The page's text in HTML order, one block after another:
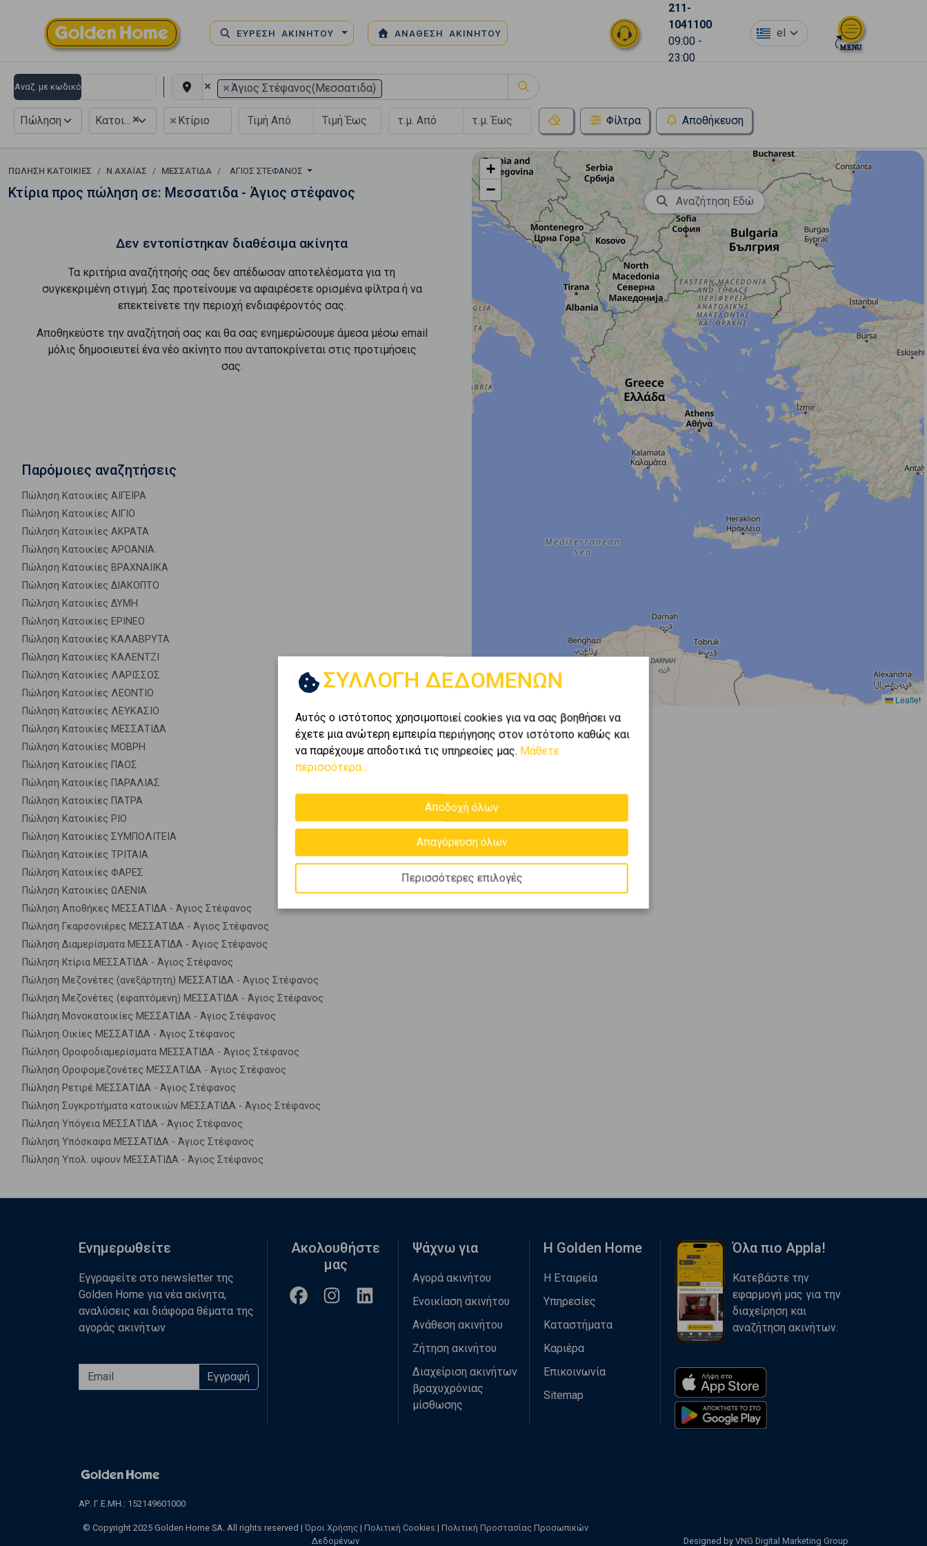
ΕΥΡΕΣΗ ΑΚΙΝΗΤΟΥ ΑΝΑΘΕΣΗ ΑΚΙΝΗΤΟΥ
211-
1041100
09:00 -
23:00
el
Αναζ. με κωδικό × ×Άγιος Στέφανος(Μεσσατιδα)
Πώληση ×
Κατοικία × Κτίριο Φίλτρα Αποθήκευση
ΠΏΛΗΣΗ ΚΑΤΟΙΚΊΕΣ Ν.ΑΧΑΪΑΣ ΜΕΣΣΑΤΙΔΑ ΆΓΙΟΣ ΣΤΈΦΑΝΟΣ
Κτίρια προς πώληση σε: Μεσσατιδα - Άγιος στέφανος
Δεν εντοπίστηκαν διαθέσιμα ακίνητα
Τα κριτήρια αναζήτησής σας δεν απέδωσαν αποτελέσματα για τη
συγκεκριμένη στιγμή. Σας προτείνουμε να αφαιρέσετε ορισμένα φίλτρα ή να
επεκτείνετε την περιοχή ενδιαφέροντός σας.
Αποθηκεύστε την αναζήτησή σας και θα σας ενημερώσουμε άμεσα μέσω email
μόλις δημοσιευτεί ένα νέο ακίνητο που ανταποκρίνεται στις προτιμήσεις
σας.
Παρόμοιες αναζητήσεις
Πώληση Κατοικίες ΑΙΓΕΙΡΑ
Πώληση Κατοικίες ΑΙΓΙΟ
Πώληση Κατοικίες ΑΚΡΑΤΑ
Πώληση Κατοικίες ΑΡΟΑΝΙΑ
Πώληση Κατοικίες ΒΡΑΧΝΑΙΙΚΑ
Πώληση Κατοικίες ΔΙΑΚΟΠΤΟ
Πώληση Κατοικίες ΔΥΜΗ
Πώληση Κατοικίες ΕΡΙΝΕΟ
Πώληση Κατοικίες ΚΑΛΑΒΡΥΤΑ
Πώληση Κατοικίες ΚΑΛΕΝΤΖΙ
Πώληση Κατοικίες ΛΑΡΙΣΣΟΣ
Πώληση Κατοικίες ΛΕΟΝΤΙΟ
Πώληση Κατοικίες ΛΕΥΚΑΣΙΟ
Πώληση Κατοικίες ΜΕΣΣΑΤΙΔΑ
Πώληση Κατοικίες ΜΟΒΡΗ
Πώληση Κατοικίες ΠΑΟΣ
Πώληση Κατοικίες ΠΑΡΑΛΙΑΣ
Πώληση Κατοικίες ΠΑΤΡΑ
Πώληση Κατοικίες ΡΙΟ
Πώληση Κατοικίες ΣΥΜΠΟΛΙΤΕΙΑ
Πώληση Κατοικίες ΤΡΙΤΑΙΑ
Πώληση Κατοικίες ΦΑΡΕΣ
Πώληση Κατοικίες ΩΛΕΝΙΑ
Πώληση Αποθήκες ΜΕΣΣΑΤΙΔΑ - Άγιος Στέφανος
Πώληση Γκαρσονιέρες ΜΕΣΣΑΤΙΔΑ - Άγιος Στέφανος
Πώληση Διαμερίσματα ΜΕΣΣΑΤΙΔΑ - Άγιος Στέφανος
Πώληση Κτίρια ΜΕΣΣΑΤΙΔΑ - Άγιος Στέφανος
Πώληση Μεζονέτες (ανεξάρτητη) ΜΕΣΣΑΤΙΔΑ - Άγιος Στέφανος
Πώληση Μεζονέτες (εφαπτόμενη) ΜΕΣΣΑΤΙΔΑ - Άγιος Στέφανος
Πώληση Μονοκατοικίες ΜΕΣΣΑΤΙΔΑ - Άγιος Στέφανος
Πώληση Οικίες ΜΕΣΣΑΤΙΔΑ - Άγιος Στέφανος
Πώληση Οροφοδιαμερίσματα ΜΕΣΣΑΤΙΔΑ - Άγιος Στέφανος
Πώληση Οροφομεζονέτες ΜΕΣΣΑΤΙΔΑ - Άγιος Στέφανος
Πώληση Ρετιρέ ΜΕΣΣΑΤΙΔΑ - Άγιος Στέφανος
Πώληση Συγκροτήματα κατοικιών ΜΕΣΣΑΤΙΔΑ - Άγιος Στέφανος
Πώληση Υπόγεια ΜΕΣΣΑΤΙΔΑ - Άγιος Στέφανος
Πώληση Υπόσκαφα ΜΕΣΣΑΤΙΔΑ - Άγιος Στέφανος
Πώληση Υπολ. υψουν ΜΕΣΣΑΤΙΔΑ - Άγιος Στέφανος
+
−
Leaflet
Αναζήτηση Εδώ
ΣΥΛΛΟΓΗ ΔΕΔΟΜΕΝΩΝ
Αυτός ο ιστότοπος χρησιμοποιεί cookies για να σας βοηθήσει να
έχετε μια ανώτερη εμπειρία περιήγησης στον ιστότοπο καθώς και
να παρέχουμε αποδοτικά τις υπηρεσίες μας. Μάθετε
περισσότερα...
Αποδοχή όλων
Απαγόρευση όλων
Περισσότερες επιλογές
Ενημερωθείτε
Εγγραφείτε στο newsletter της
Golden Home για νέα ακίνητα,
αναλύσεις και διάφορα θέματα της
αγοράς ακινήτων
Εγγραφή
Ακολουθήστε
μας
Ψάχνω για
Αγορά ακινήτου
Ενοικίαση ακινήτου
Ανάθεση ακινήτου
Ζήτηση ακινήτου
Διαχείριση ακινήτων
βραχυχρόνιας
μίσθωσης
Η Golden Home
Η Εταιρεία
Υπηρεσίες
Καταστήματα
Καριέρα
Επικοινωνία
Sitemap
Όλα πιο Appla!
Κατεβάστε την
εφαρμογή μας για την
διαχείρηση και
αναζήτηση ακινήτων.
ΑΡ. Γ.Ε.ΜΗ.: 152149601000
© Copyright 2025 Golden Home SA. All rights reserved | Όροι Χρήσης | Πολιτική Cookies | Πολιτική Προστασίας Προσωπικών
Δεδομένων
Designed by VNG Digital Marketing Group